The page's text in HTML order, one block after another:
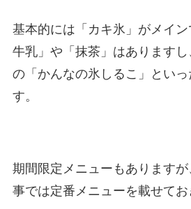
基本的には「カキ氷」がメイ
牛乳」や「抹茶」はあります
の「かんなの氷しるこ」とい
す。
期間限定メニューもあります
事では定番メニューを載せてお